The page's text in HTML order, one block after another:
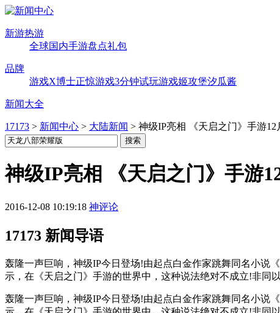
新游热游
全球国内手游盘点礼包
品牌
游戏X博士正惊游戏3分钟试玩游戏姬攻堡汐瓜酱
新闻大全
17173 > 新闻中心 > 大陆新闻 > 神级IP亮相 《天启之门》手游12
神级IP亮相 《天启之门》手游
2016-12-08 10:19:18 神评论
17173 新闻导语
轰隆一声巨响，神级IP今日登场!由起点白金作家跳舞同名小说
示，在《天启之门》手游的世界中，这种说法绝对不成立!非同
轰隆一声巨响，神级IP今日登场!由起点白金作家跳舞同名小说